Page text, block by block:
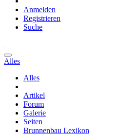
Anmelden
Registrieren
Suche
Alles
Alles
Artikel
Forum
Galerie
Seiten
Brunnenbau Lexikon